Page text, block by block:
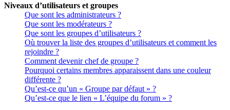
Niveaux d’utilisateurs et groupes
Que sont les administrateurs ?
Que sont les modérateurs ?
Que sont les groupes d’utilisateurs ?
Où trouver la liste des groupes d’utilisateurs et comment les
rejoindre ?
Comment devenir chef de groupe ?
Pourquoi certains membres apparaissent dans une couleur
différente ?
Qu’est-ce qu’un « Groupe par défaut » ?
Qu’est-ce que le lien « L’équipe du forum » ?